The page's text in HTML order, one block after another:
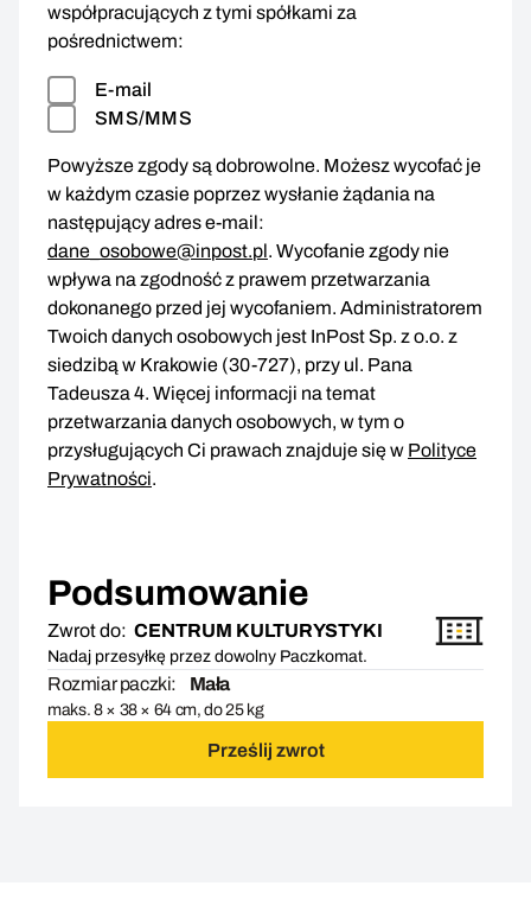
współpracujących z tymi spółkami za
pośrednictwem:
E-mail
SMS/MMS
Powyższe zgody są dobrowolne. Możesz wycofać je
w każdym czasie poprzez wysłanie żądania na
następujący adres e-mail:
dane_osobowe@inpost.pl. Wycofanie zgody nie
wpływa na zgodność z prawem przetwarzania
dokonanego przed jej wycofaniem. Administratorem
Twoich danych osobowych jest InPost Sp. z o.o. z
siedzibą w Krakowie (30-727), przy ul. Pana
Tadeusza 4. Więcej informacji na temat
przetwarzania danych osobowych, w tym o
przysługujących Ci prawach znajduje się w Polityce
Prywatności.
Podsumowanie
Zwrot do: CENTRUM KULTURYSTYKI
Nadaj przesyłkę przez dowolny Paczkomat.
Rozmiar paczki: Mała
maks. 8 × 38 × 64 cm, do 25 kg
Prześlij zwrot